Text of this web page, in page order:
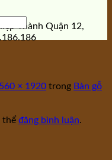
Thành Quận 12,
× 1920 trong Bàn gỗ
thể đăng bình luận.